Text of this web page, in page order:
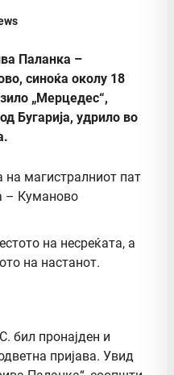
Паланка –
синоќа околу 18
„Мерцедес“,
Бугарија, удрило во
на несреќата, а
на настанот.
бил пронајден и
пријава. Увид